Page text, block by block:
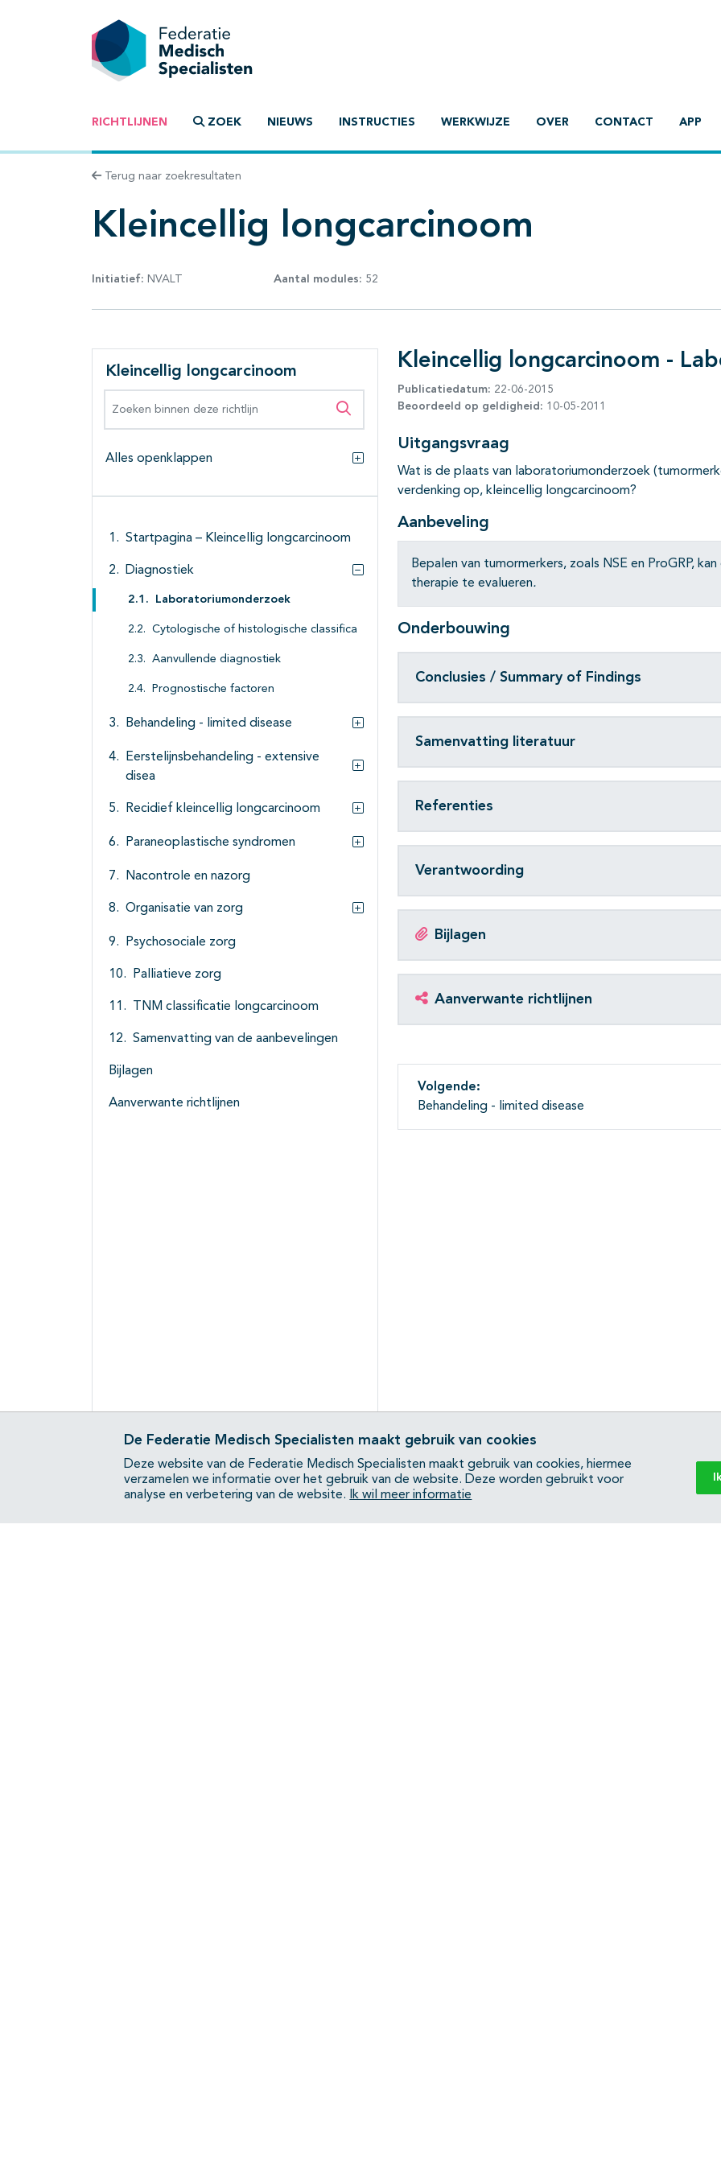
RICHTLIJNEN ZOEK NIEUWS INSTRUCTIES WERKWIJZE OVER CONTACT APP
Terug naar zoekresultaten
Kleincellig longcarcinoom
Initiatief: NVALT Aantal modules: 52
Kleincellig longcarcinoom
Zoeken binnen deze richtlijn
Alles openklappen
Alles openklappen
Startpagina – Kleincellig longcarcinoom
Diagnostiek
Subpagina's open- en dichtklappen
Laboratoriumonderzoek
Cytologische of histologische classifica
Aanvullende diagnostiek
Prognostische factoren
Behandeling - limited disease
Subpagina's open- en dichtklappen
Eerstelijnsbehandeling - extensive
disea
Recidief kleincellig longcarcinoom
Paraneoplastische syndromen
Subpagina's open- en dichtklappen
Nacontrole en nazorg
Organisatie van zorg
Subpagina's open- en dichtklappen
Psychosociale zorg
Palliatieve zorg
TNM classificatie longcarcinoom
Samenvatting van de aanbevelingen
Bijlagen
Aanverwante richtlijnen
Kleincellig longcarcinoom -
Publicatiedatum: 22-06-2015
Beoordeeld op geldigheid: 10-05-2011
Uitgangsvraag
Wat is de plaats van laboratoriumonderzoek
verdenking op, kleincellig longcarcinoom?
Aanbeveling
Bepalen van tumormerkers, zoals NSE en ProGRP,
therapie te evalueren.
Onderbouwing
Conclusies / Summary of Findings
Samenvatting literatuur
Referenties
Verantwoording
Bijlagen
Aanverwante richtlijnen
Volgende:
Behandeling - limited disease
De Federatie Medisch Specialisten maakt gebruik van cookies
Deze website van de Federatie Medisch Specialisten maakt gebruik van cookies, hiermee
verzamelen we informatie over het gebruik van de website. Deze worden gebruikt voor
analyse en verbetering van de website.
Ik wil meer informatie